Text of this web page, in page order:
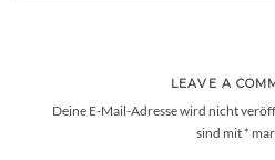
LEAVE A
Deine E-Mail-Adresse wird nicht
sind mit*